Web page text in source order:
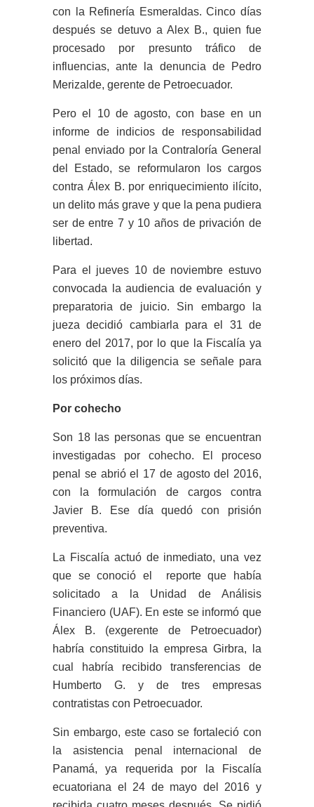
con la Refinería Esmeraldas. Cinco días
después se detuvo a Alex B., quien fue
procesado por presunto tráfico de
influencias, ante la denuncia de Pedro
Merizalde, gerente de Petroecuador.
Pero el 10 de agosto, con base en un
informe de indicios de responsabilidad
penal enviado por la Contraloría General
del Estado, se reformularon los cargos
contra Álex B. por enriquecimiento ilícito,
un delito más grave y que la pena pudiera
ser de entre 7 y 10 años de privación de
libertad.
Para el jueves 10 de noviembre estuvo
convocada la audiencia de evaluación y
preparatoria de juicio. Sin embargo la
jueza decidió cambiarla para el 31 de
enero del 2017, por lo que la Fiscalía ya
solicitó que la diligencia se señale para
los próximos días.
Por cohecho
Son 18 las personas que se encuentran
investigadas por cohecho. El proceso
penal se abrió el 17 de agosto del 2016,
con la formulación de cargos contra
Javier B. Ese día quedó con prisión
preventiva.
La Fiscalía actuó de inmediato, una vez
que se conoció el reporte que había
solicitado a la Unidad de Análisis
Financiero (UAF). En este se informó que
Álex B. (exgerente de Petroecuador)
habría constituido la empresa Girbra, la
cual habría recibido transferencias de
Humberto G. y de tres empresas
contratistas con Petroecuador.
Sin embargo, este caso se fortaleció con
la asistencia penal internacional de
Panamá, ya requerida por la Fiscalía
ecuatoriana el 24 de mayo del 2016 y